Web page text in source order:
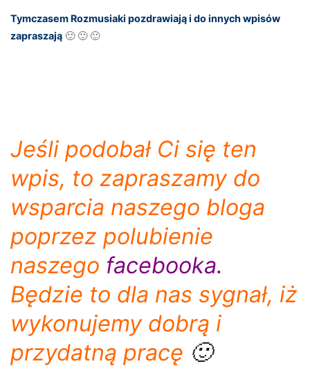
Tymczasem Rozmusiaki pozdrawiają i do innych wpisów
zapraszają 🙂 🙂 🙂
Jeśli podobał Ci się ten
wpis, to zapraszamy do
wsparcia naszego bloga
poprzez polubienie
naszego facebooka.
Będzie to dla nas sygnał, iż
wykonujemy dobrą i
przydatną pracę 🙂